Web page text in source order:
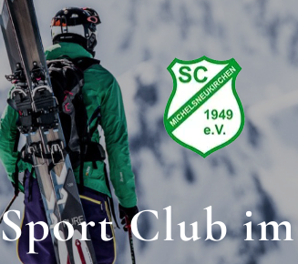
Club